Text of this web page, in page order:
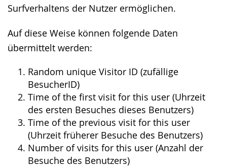
Surfverhaltens der Nutzer ermöglichen.
Auf diese Weise können folgende Daten
übermittelt werden:
Random unique Visitor ID (zufällige
BesucherID)
Time of the first visit for this user (Uhrzeit
des ersten Besuches dieses Benutzers)
Time of the previous visit for this user
(Uhrzeit früherer Besuche des Benutzers)
Number of visits for this user (Anzahl der
Besuche des Benutzers)